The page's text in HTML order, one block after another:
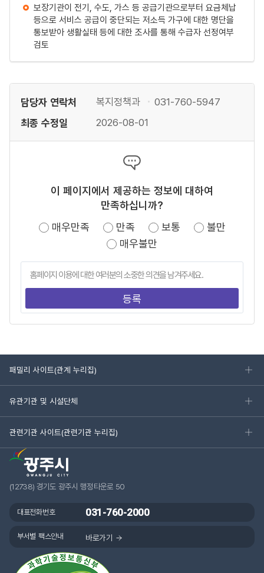
보장기관이 전기, 수도, 가스 등 공급기관으로부터 요금체납
등으로 서비스 공급이 중단되는 저소득 가구에 대한 명단을
통보받아 생활실태 등에 대한 조사를 통해 수급자 선정여부
검토
담당자 연락처 복지정책과 031-760-5947
최종 수정일 2026-08-01
이 페이지에서 제공하는 정보에 대하여
만족하십니까?
매우만족
만족 보통
불만
매우불만
패밀리 사이트(관계 누리집)
유관기관 및 시설단체
관련기관 사이트(관련기관 누리집)
(12738) 경기도 광주시 행정타운로 50
대표전화번호 031-760-2000
부서별 팩스안내 바로가기